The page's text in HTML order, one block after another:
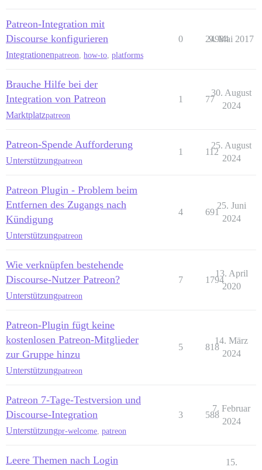
Patreon-Integration mit
Discourse konfigurieren
Integrationenpatreon how-to platforms
0 24984
9. Mai 2017
Brauche Hilfe bei der
Integration von Patreon
Marktplatzpatreon
1 77
30. August
2024
Patreon-Spende Aufforderung
Unterstützungpatreon
1 112
25. August
2024
Patreon Plugin - Problem beim
Entfernen des Zugangs nach
Kündigung
Unterstützungpatreon
4 691
25. Juni
2024
Wie verknüpfen bestehende
Discourse-Nutzer Patreon?
Unterstützungpatreon
7 1794
13. April
2020
Patreon-Plugin fügt keine
kostenlosen Patreon-Mitglieder
zur Gruppe hinzu
Unterstützungpatreon
5 818
14. März
2024
Patreon 7-Tage-Testversion und
Discourse-Integration
Unterstützungpr-welcome patreon
3 588
7. Februar
2024
Leere Themen nach Login
15.